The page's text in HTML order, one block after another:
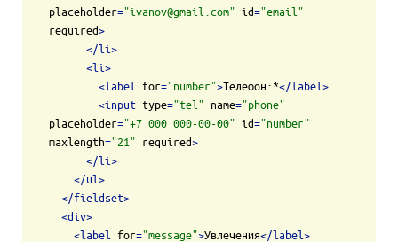
placeholder="ivanov@gmail.com" id="email"
required>
</li >
<li >
<label for="number">Телефон:*</label >
<input type="tel" name="phone"
placeholder="+7 000 000-00-00" id="number"
maxlength="21" required>
</li >
</ul >
</fieldset>
<div>
<label for="message">Увлечения</label >